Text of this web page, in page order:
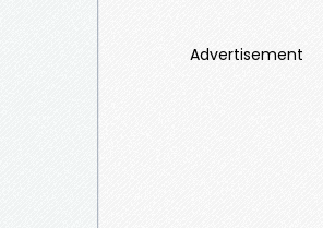
Advertisement